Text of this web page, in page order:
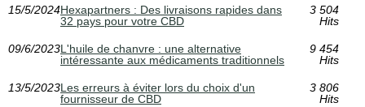
15/5/2024Hexapartners : Des livraisons rapides dans
32 pays pour votre CBD
3 504
Hits
09/6/2023L'huile de chanvre : une alternative
intéressante aux médicaments traditionnels
9 454
Hits
13/5/2023Les erreurs à éviter lors du choix d'un
fournisseur de CBD
3 806
Hits